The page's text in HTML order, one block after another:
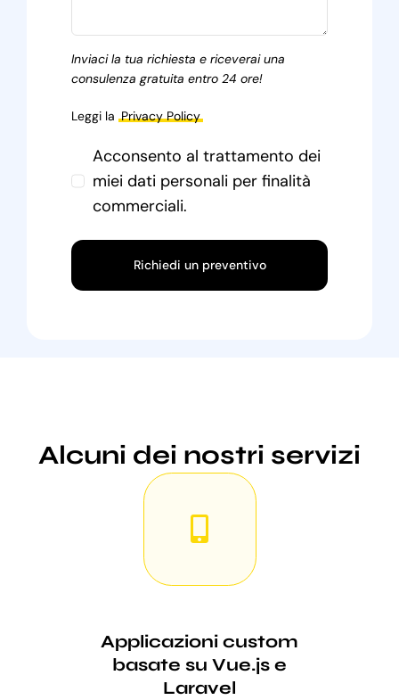
Inviaci la tua richiesta e riceverai una
consulenza gratuita entro 24 ore!
Leggi la Privacy Policy
Acconsento al trattamento dei
miei dati personali per finalità
commerciali.
Richiedi un preventivo
Alcuni dei nostri servizi
Applicazioni custom
basate su Vue.js e
Laravel